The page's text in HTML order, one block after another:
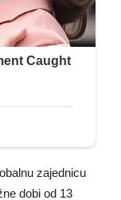
zajednicu
dobi od 13